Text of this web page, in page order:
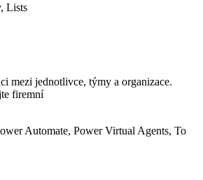
Lists
mezi jednotlivce, týmy a organizace.
firemní
Automate, Power Virtual Agents, To